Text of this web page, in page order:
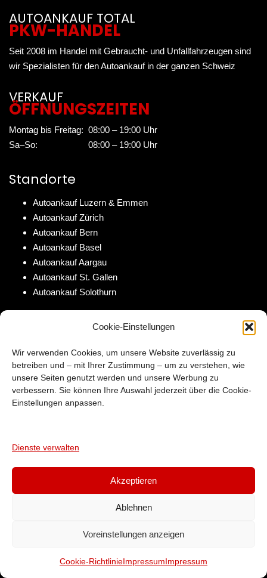
Cookie-Einstellungen
Wir verwenden Cookies, um unsere Website zuverlässig zu
betreiben und – mit Ihrer Zustimmung – um zu verstehen, wie
unsere Seiten genutzt werden und unsere Werbung zu
verbessern. Sie können Ihre Auswahl jederzeit über die Cookie-
Einstellungen anpassen.
Dienste verwalten
Akzeptieren
Ablehnen
Voreinstellungen anzeigen
Cookie-RichtlinieImpressumImpressum
AUTOANKAUF TOTAL
PKW-HANDEL
Seit 2008 im Handel mit Gebraucht- und Unfallfahrzeugen sind
wir Spezialisten für den Autoankauf in der ganzen Schweiz
VERKAUF
ÖFFNUNGSZEITEN
Montag bis Freitag: 08:00 – 19:00 Uhr
Sa–So:
08:00 – 19:00 Uhr
Standorte
Autoankauf Luzern & Emmen
Autoankauf Zürich
Autoankauf Bern
Autoankauf Basel
Autoankauf Aargau
Autoankauf St. Gallen
Autoankauf Solothurn
INFORMATIONEN
Tel : 079 384 88 11
Web :autoankauf-total.ch
Adresse :
6020 Emmen LU
Unsere Occasionen auf AutoScout24
Über uns Occasionen Ratgeber
Impressum
Sedelstrasse 7, 6020 Emmen · 079 384 88 11 · seit 2008